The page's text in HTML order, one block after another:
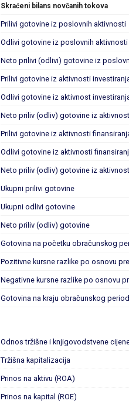
Skraćeni bilans novčanih tokova
Prilivi gotovine iz poslovnih aktivnosti
Odlivi gotovine iz poslovnih aktivnosti
Neto prilivi (odlivi) gotovine iz
Prilivi gotovine iz aktivnosti
Odlivi gotovine iz aktivnost
Neto priliv (odliv) gotovine iz
Prilivi gotovine iz aktivnosti
Odlivi gotovine iz aktivnosti
Neto priliv (odliv) gotovine iz
Ukupni prilivi gotovine
Ukupni odlivi gotovine
Neto priliv (odliv) gotovine
Gotovina na početku obračunskog
Pozitivne kursne razlike po osnovu
Negativne kursne razlike po osnovu
Gotovina na kraju obračunskog
Odnos tržišne i knjigovodstvene
Tržišna kapitalizacija
Prinos na aktivu (ROA)
Prinos na kapital (ROE)